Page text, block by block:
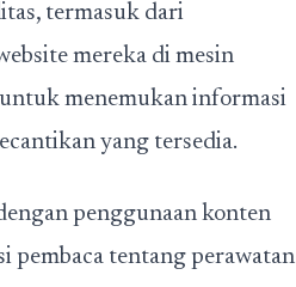
termasuk dari
mereka di mesin
menemukan informasi
yang tersedia.
penggunaan konten
pembaca tentang perawatan